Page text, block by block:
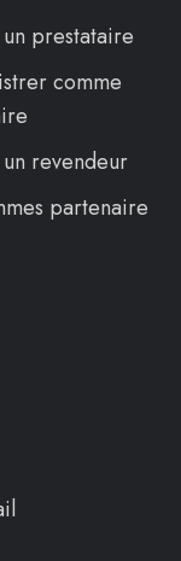
prestataire
comme
revendeur
partenaire